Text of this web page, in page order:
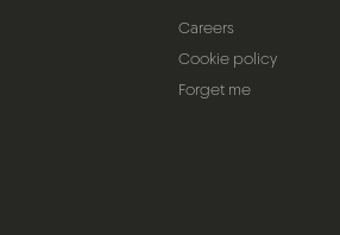
Careers
Cookie policy
Forget me